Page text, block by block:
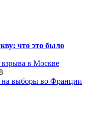
что это было
взрыва в Москве
на выборы во Франции